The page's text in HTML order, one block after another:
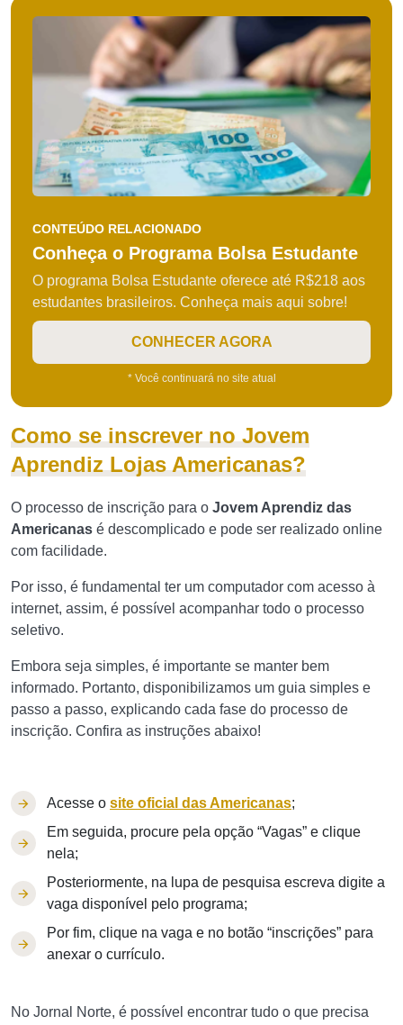
CONTEÚDO RELACIONADO
Conheça o Programa Bolsa Estudante
O programa Bolsa Estudante oferece até R$218 aos
estudantes brasileiros. Conheça mais aqui sobre!
CONHECER AGORA
* Você continuará no site atual
Como se inscrever no Jovem
Aprendiz Lojas Americanas?
O processo de inscrição para o Jovem Aprendiz das
Americanas é descomplicado e pode ser realizado online
com facilidade.
Por isso, é fundamental ter um computador com acesso à
internet, assim, é possível acompanhar todo o processo
seletivo.
Embora seja simples, é importante se manter bem
informado. Portanto, disponibilizamos um guia simples e
passo a passo, explicando cada fase do processo de
inscrição. Confira as instruções abaixo!
Acesse o site oficial das Americanas;
Em seguida, procure pela opção “Vagas” e clique
nela;
Posteriormente, na lupa de pesquisa escreva digite a
vaga disponível pelo programa;
Por fim, clique na vaga e no botão “inscrições” para
anexar o currículo.
No Jornal Norte, é possível encontrar tudo o que precisa